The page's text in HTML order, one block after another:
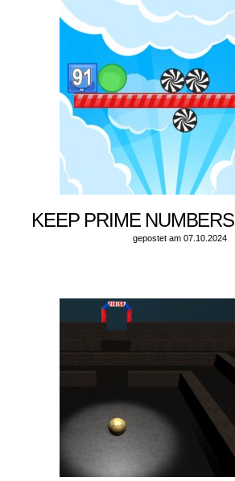
KEEP PRIME NUMBERS
gepostet am 07.10.2024